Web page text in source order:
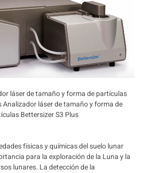
láser de tamaño y forma de partículas
Analizador láser de tamaño y forma de
Bettersizer S3 Plus
físicas y químicas del suelo lunar
para la exploración de la Luna y la
lunares. La detección de la